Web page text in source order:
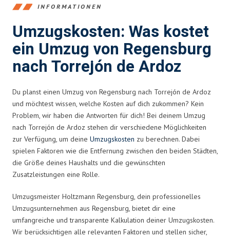
INFORMATIONEN
Umzugskosten: Was kostet
ein Umzug von Regensburg
nach Torrejón de Ardoz
Du planst einen Umzug von Regensburg nach Torrejón de Ardoz
und möchtest wissen, welche Kosten auf dich zukommen? Kein
Problem, wir haben die Antworten für dich! Bei deinem Umzug
nach Torrejón de Ardoz stehen dir verschiedene Möglichkeiten
zur Verfügung, um deine Umzugskosten zu berechnen. Dabei
spielen Faktoren wie die Entfernung zwischen den beiden Städten,
die Größe deines Haushalts und die gewünschten
Zusatzleistungen eine Rolle.
Umzugsmeister Holtzmann Regensburg, dein professionelles
Umzugsunternehmen aus Regensburg, bietet dir eine
umfangreiche und transparente Kalkulation deiner Umzugskosten.
Wir berücksichtigen alle relevanten Faktoren und stellen sicher,